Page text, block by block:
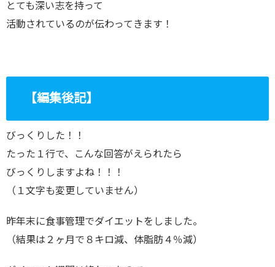
とても深い志を持って
活動されているのが伝わってきます！
【編集後記】
びっくりした！！
たった１行で、こんな回答がえられたら
びっくりしますよね！！！
（１文字も変更していません）
昨年末に食事管理でダイエットをしました。
（結果は２ヶ月で８キロ減、体脂肪４％減）